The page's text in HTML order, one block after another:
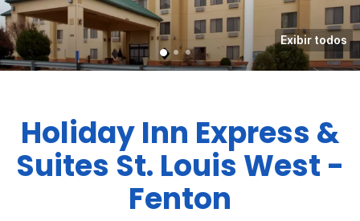
Exibir todos
Holiday Inn Express &
Suites St. Louis West -
Fenton